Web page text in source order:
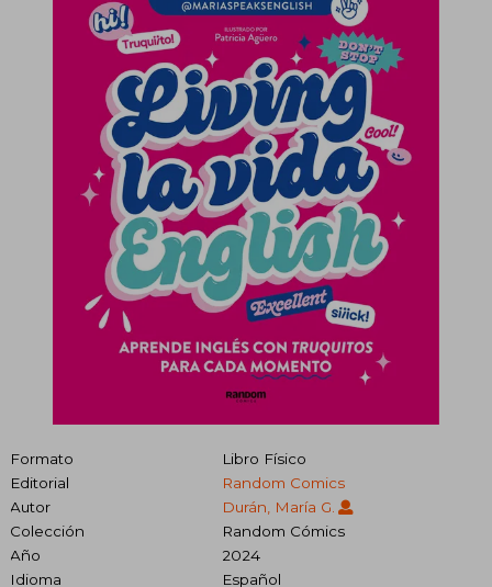
Formato
Libro Físico
Editorial
Random Comics
Autor
Durán, María G.
Colección
Random Cómics
Año
2024
Idioma
Español